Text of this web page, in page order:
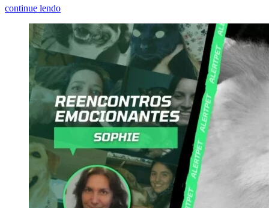
continue lendo